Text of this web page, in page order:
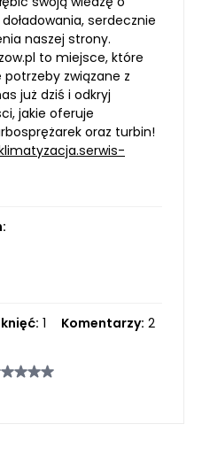
serdecznie
naszej strony.
to miejsce, które
potrzeby związane z
już dziś i odkryj
jakie oferuje
oraz turbin!
1 Komentarzy: 2